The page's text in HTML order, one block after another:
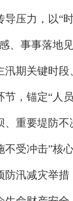
导压力，以“
、事事落地
汛期关键时段
，锚定“人员
、重要堤防不
不受冲击”核
防汛减灾举措